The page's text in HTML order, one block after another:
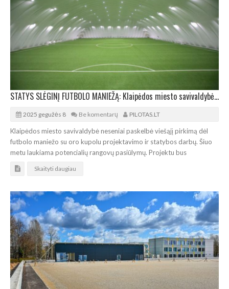
STATYS SLĖGINĮ FUTBOLO MANIEŽĄ: Klaipėdos miesto savivaldybė paskelbė viešąjį pirkimą
2025 gegužės 8 Be komentarų PILOTAS.LT
Klaipėdos miesto savivaldybė neseniai paskelbė viešąjį pirkimą dėl
futbolo maniežo su oro kupolu projektavimo ir statybos darbų. Šiuo
metu laukiama potencialių rangovų pasiūlymų. Projektu bus
Skaityti daugiau